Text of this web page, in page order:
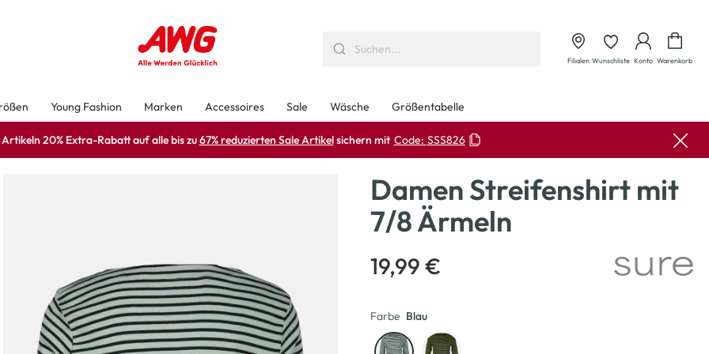
Filialen Wunschliste Konto Warenkorb
Young Fashion Marken Accessoires Sale Wäsche Größentabelle
20% Extra-Rabatt auf alle bis zu67% reduzierten Sale Artikelsichern mit Code: SSS826
Damen Streifenshirt mit
7/8 Ärmeln
19,99 €
Farbe Blau